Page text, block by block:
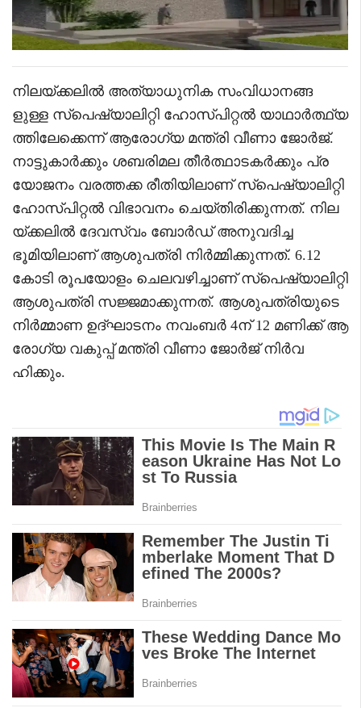
നിലയ്ക്കലില്‍ അത്യാധുനിക സംവിധാനങ്ങ
ളുള്ള സ്‌പെഷ്യാലിറ്റി ഹോസ്പിറ്റല്‍ യാഥാര്‍ത്ഥ്യ
ത്തിലേക്കെന്ന് ആരോഗ്യ മന്ത്രി വീണാ ജോർജ്.
നാട്ടുകാര്‍ക്കും ശബരിമല തീര്‍ത്ഥാടകര്‍ക്കും പ്ര
യോജനം വരത്തക്ക രീതിയിലാണ് സ്‌പെഷ്യാലിറ്റി
ഹോസ്പിറ്റല്‍ വിഭാവനം ചെയ്തിരിക്കുന്നത്. നില
യ്ക്കലില്‍ ദേവസ്വം ബോര്‍ഡ് അനുവദിച്ച
ഭൂമിയിലാണ് ആശുപത്രി നിര്‍മ്മിക്കുന്നത്. 6.12
കോടി രൂപയോളം ചെലവഴിച്ചാണ് സ്‌പെഷ്യാലിറ്റി
ആശുപത്രി സജ്ജമാക്കുന്നത്. ആശുപത്രിയുടെ
നിര്‍മ്മാണ ഉദ്ഘാടനം നവംബര്‍ 4ന് 12 മണിക്ക് ആ
രോഗ്യ വകുപ്പ് മന്ത്രി വീണാ ജോര്‍ജ് നിര്‍വ
ഹിക്കും.